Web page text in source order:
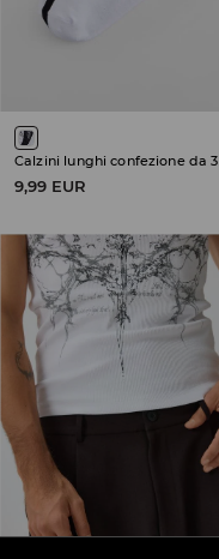
Calzini lunghi confezione da 3
9,99 EUR